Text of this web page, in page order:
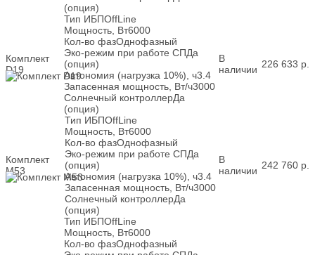
(опция)
Комплект
D19
Тип ИБПOffLine
Мощность, Вт6000
Кол-во фазОднофазный
Эко-режим при работе СПДа
(опция)
Автономия (нагрузка 10%), ч3.4
Запасенная мощность, Вт/ч3000
Солнечный контроллерДа
(опция)
В
наличии 226 633 р.
Комплект
M53
Тип ИБПOffLine
Мощность, Вт6000
Кол-во фазОднофазный
Эко-режим при работе СПДа
(опция)
Автономия (нагрузка 10%), ч3.4
Запасенная мощность, Вт/ч3000
Солнечный контроллерДа
(опция)
В
наличии 242 760 р.
Тип ИБПOffLine
Мощность, Вт6000
Кол-во фазОднофазный